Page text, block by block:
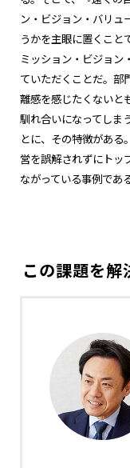
ン・ビジョン・バリュ
うかを主眼に置くこと
ミッション・ビジョン
ていただくことだ。部
離感を感じたくないと
馴れ合いになってしま
とに、その特徴があ
営を誤解されずにトッ
ながっている事例であ
この課題を解